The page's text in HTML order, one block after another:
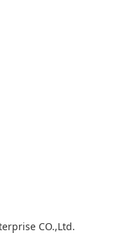
CO.,Ltd.